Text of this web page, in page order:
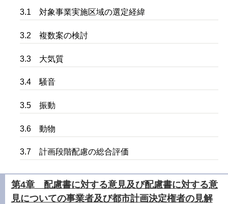
3.1 対象事業実施区域の選定経緯
3.2 複数案の検討
3.3 大気質
3.4 騒音
3.5 振動
3.6 動物
3.7 計画段階配慮の総合評価
第4章 配慮書に対する意見及び配慮書に対する意
見についての事業者及び都市計画決定権者の見解